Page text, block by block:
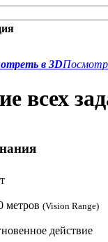
в 3D
всех
метров (Vision Range)
действие